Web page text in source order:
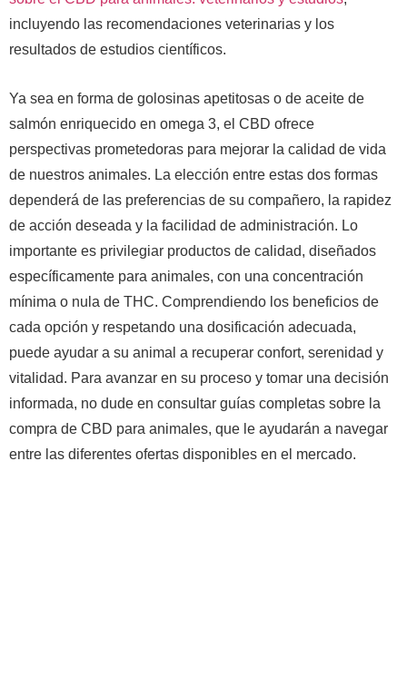
incluyendo las recomendaciones veterinarias y los
resultados de estudios científicos.
Ya sea en forma de golosinas apetitosas o de aceite de
salmón enriquecido en omega 3, el CBD ofrece
perspectivas prometedoras para mejorar la calidad de vida
de nuestros animales. La elección entre estas dos formas
dependerá de las preferencias de su compañero, la rapidez
de acción deseada y la facilidad de administración. Lo
importante es privilegiar productos de calidad, diseñados
específicamente para animales, con una concentración
mínima o nula de THC. Comprendiendo los beneficios de
cada opción y respetando una dosificación adecuada,
puede ayudar a su animal a recuperar confort, serenidad y
vitalidad. Para avanzar en su proceso y tomar una decisión
informada, no dude en consultar guías completas sobre la
compra de CBD para animales, que le ayudarán a navegar
entre las diferentes ofertas disponibles en el mercado.